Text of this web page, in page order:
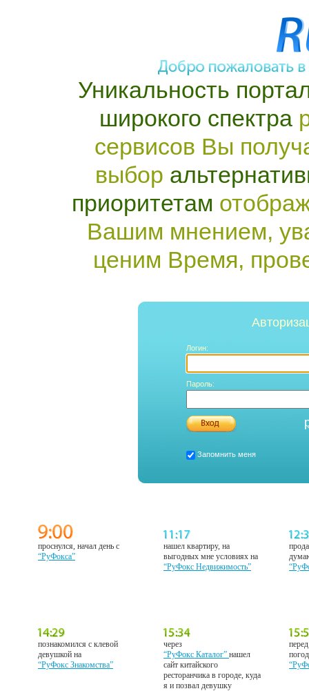
Уникальность
широкого спектра
сервисов Вы
выбор
приоритетам
Вашим мнением,
ценим Время,
Логин:
Пароль:
Запомнить меня
проснулся, начал день с
“РуФокса”
нашел квартиру, на
выгодных мне условиях на
“РуФокс Недвижимость”
познакомился с клевой
девушкой на
“РуФокс Знакомства”
через
“РуФокс Каталог”нашел
сайт китайского
ресторанчика в городе, куда
я и позвал девушку